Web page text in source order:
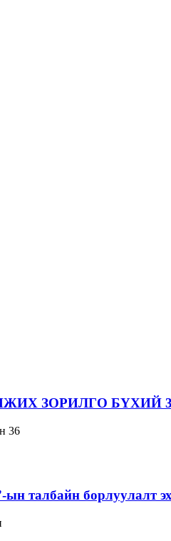
ЗОРИЛГО БҮХИЙ
36
талбайн борлуулалт